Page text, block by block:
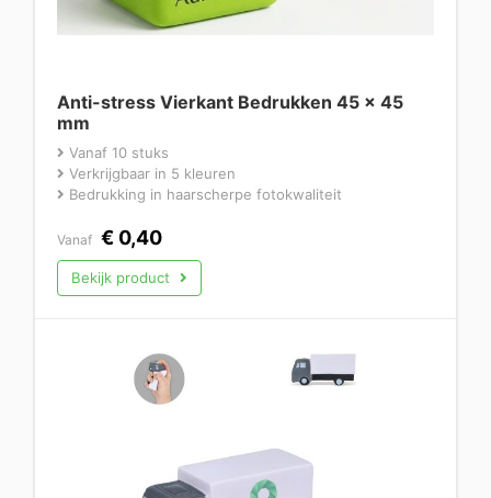
Anti-stress Vierkant Bedrukken 45 × 45
mm
Vanaf 10 stuks
Verkrijgbaar in 5 kleuren
Bedrukking in haarscherpe fotokwaliteit
Vanaf € 0,40
Bekijk product